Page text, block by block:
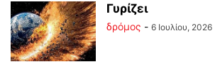
Γυρίζει
δρόμος - 6 Ιουλίου, 2026